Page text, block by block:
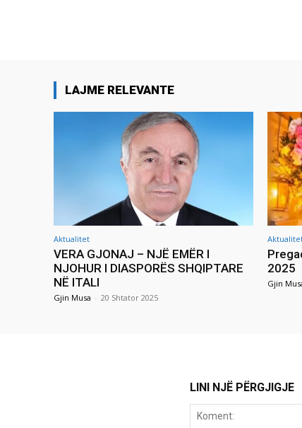
LAJME RELEVANTE
Aktualitet
VERA GJONAJ – NJË EMËR I
NJOHUR I DIASPORËS SHQIPTARE
NË ITALI
Gjin Musa - 20 Shtator 2025
2025
Gjin
LINI NJË PËRGJIGJE